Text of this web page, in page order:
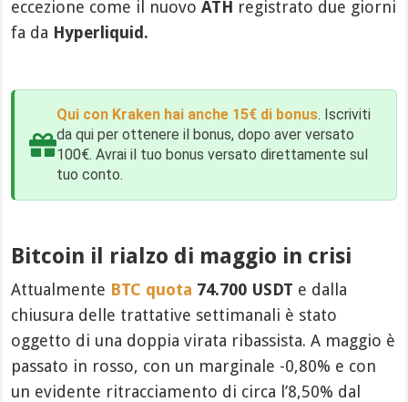
eccezione come il nuovoATH registrato due giorni
fa da Hyperliquid.
Qui con Kraken hai anche 15€ di bonus. Iscriviti
da qui per ottenere il bonus, dopo aver versato
100€. Avrai il tuo bonus versato direttamente sul
tuo conto.
Bitcoin il rialzo di maggio in crisi
Attualmente BTC quota 74.700 USDT e dalla
chiusura delle trattative settimanali è stato
oggetto di una doppia virata ribassista. A maggio è
passato in rosso, con un marginale -0,80% e con
un evidente ritracciamento di circa l’8,50% dal